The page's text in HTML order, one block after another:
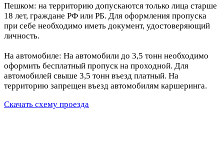
Пешком: на территорию допускаются только лица старше
18 лет, граждане РФ или РБ. Для оформления пропуска
при себе необходимо иметь документ, удостоверяющий
личность.
На автомобиле: На автомобили до 3,5 тонн необходимо
оформить бесплатный пропуск на проходной. Для
автомобилей свыше 3,5 тонн въезд платный. На
территорию запрещен въезд автомобилям каршеринга.
Скачать схему проезда